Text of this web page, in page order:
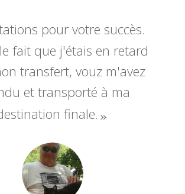
pour votre succès.
fait que j'étais en retard
transfert, vouz m'avez
et transporté à ma
finale.